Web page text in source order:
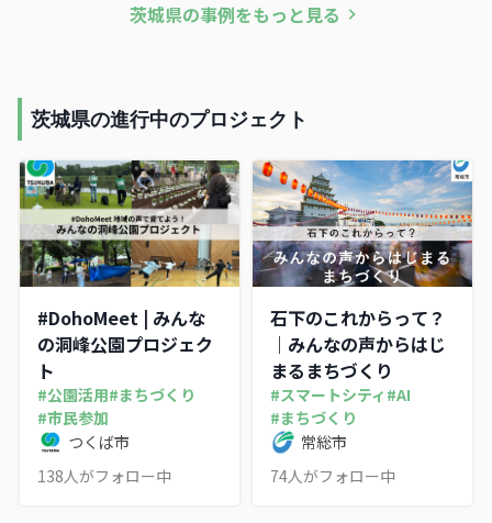
蓄積を国の自然共生サイト
駐や市民参加型のまちづく
茨城県の事例をもっと見る
茨城県の進行中のプロジェクト
#DohoMeet | みんな
の洞峰公園プロジェク
ト
#公園活用#まちづくり
#市民参加
つくば市
138人がフォロー中
石下のこれからって？
｜みんなの声からはじ
まるまちづくり
#スマートシティ #AI
#まちづくり
常総市
74人がフォロー中